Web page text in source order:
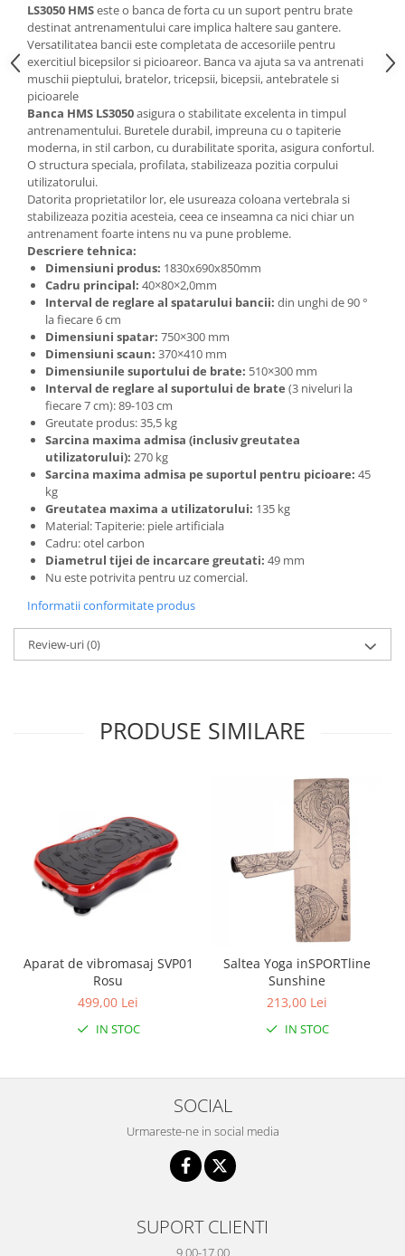
LS3050 HMSeste o banca de forta cu un suport pentru brate
destinat antrenamentului care implica haltere sau gantere.
Versatilitatea bancii este completata de accesoriile pentru
exercitiul bicepsilor si picioareor. Banca va ajuta sa va antrenati
muschii pieptului, bratelor, tricepsii, bicepsii, antebratele si
picioarele
Banca HMS LS3050asigura o stabilitate excelenta in timpul
antrenamentului. Buretele durabil, impreuna cu o tapiterie
moderna, in stil carbon, cu durabilitate sporita, asigura confortul.
O structura speciala, profilata, stabilizeaza pozitia corpului
utilizatorului.
Datorita proprietatilor lor, ele usureaza coloana vertebrala si
stabilizeaza pozitia acesteia, ceea ce inseamna ca nici chiar un
antrenament foarte intens nu va pune probleme.
Descriere tehnica:
Dimensiuni produs: 1830x690x850mm
Cadru principal: 40×80×2,0mm
Interval de reglare al spatarului bancii: din unghi de 90 °
la fiecare 6 cm
Dimensiuni spatar: 750×300 mm
Dimensiuni scaun: 370×410 mm
Dimensiunile suportului de brate: 510×300 mm
Interval de reglare al suportului de brate (3 niveluri la
fiecare 7 cm): 89-103 cm
Greutate produs: 35,5 kg
Sarcina maxima admisa (inclusiv greutatea
utilizatorului): 270 kg
Sarcina maxima admisa pe suportul pentru picioare: 45
kg
Greutatea maxima a utilizatorului: 135 kg
Material: Tapiterie: piele artificiala
Cadru: otel carbon
Diametrul tijei de incarcare greutati: 49 mm
Nu este potrivita pentru uz comercial.
Informatii conformitate produs
Review-uri(0)
PRODUSE SIMILARE
Aparat de vibromasaj SVP01
Rosu
499,00 Lei
IN STOC
Saltea Yoga inSPORTline
Sunshine
213,00 Lei
IN STOC
SOCIAL
Urmareste-ne in social media
SUPORT CLIENTI
9.00-17.00